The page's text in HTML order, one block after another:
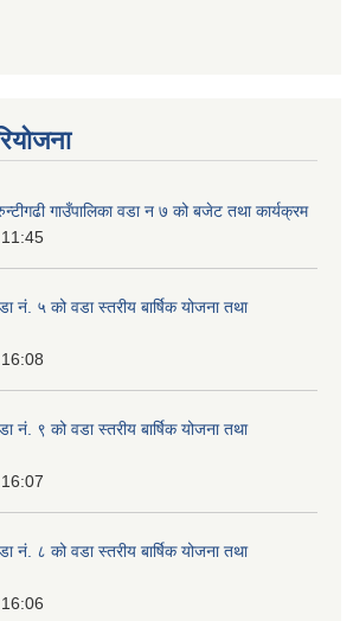
गाउँपालिका वडा न ७ को बजेट तथा कार्यक्रम
५ को वडा स्तरीय बार्षिक योजना तथा
९ को वडा स्तरीय बार्षिक योजना तथा
८ को वडा स्तरीय बार्षिक योजना तथा